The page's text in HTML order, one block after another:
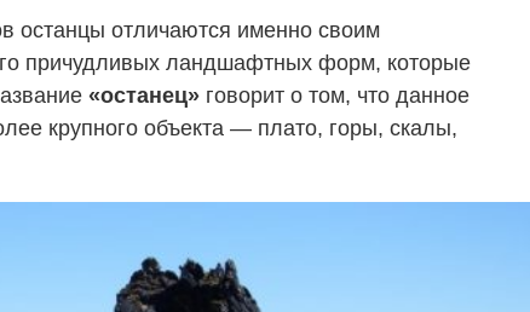
останцы отличаются именно своим
причудливых ландшафтных форм, которые
«останец» говорит о том, что данное
крупного объекта — плато, горы, скалы,